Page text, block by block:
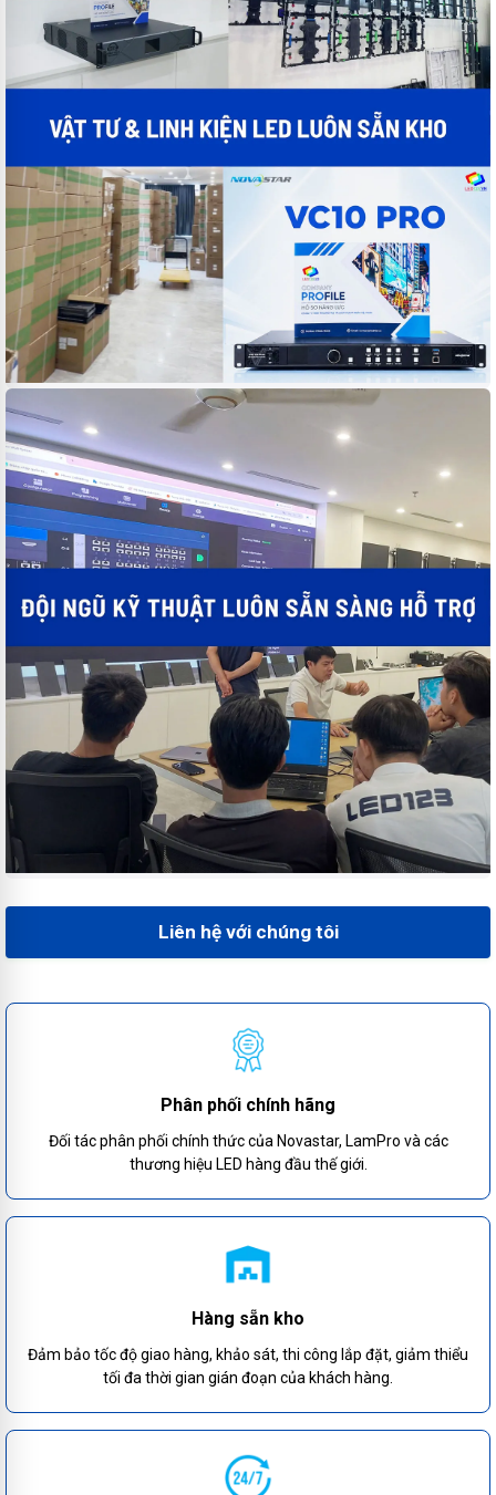
Liên hệ với chúng tôi
Phân phối chính hãng
Đối tác phân phối chính thức của Novastar, LamPro và các
thương hiệu LED hàng đầu thế giới.
Hàng sẵn kho
Đảm bảo tốc độ giao hàng, khảo sát, thi công lắp đặt, giảm thiểu
tối đa thời gian gián đoạn của khách hàng.